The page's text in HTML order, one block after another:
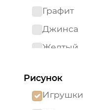
Графит
Джинса
Желтый
Золотистый
Золотой
Рисунок
Игрушки